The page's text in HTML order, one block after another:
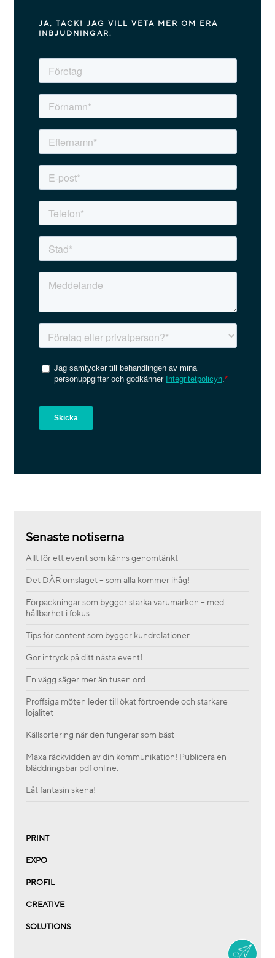
Senaste notiserna
Allt för ett event som känns genomtänkt
Det DÄR omslaget – som alla kommer ihåg!
Förpackningar som bygger starka varumärken – med
hållbarhet i fokus
Tips för content som bygger kundrelationer
Gör intryck på ditt nästa event!
En vägg säger mer än tusen ord
Proffsiga möten leder till ökat förtroende och starkare
lojalitet
Källsortering när den fungerar som bäst
Maxa räckvidden av din kommunikation! Publicera en
bläddringsbar pdf online.
Låt fantasin skena!
PRINT
EXPO
PROFIL
CREATIVE
SOLUTIONS
JA, TACK! JAG VILL VETA MER OM ERA
INBJUDNINGAR.